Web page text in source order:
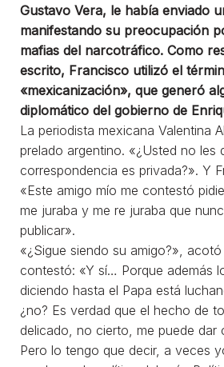
Gustavo Vera, le había enviado
manifestando su preocupación
mafias del narcotráfico. Como
escrito, Francisco utilizó el
«mexicanización», que generó
diplomático del gobierno de
La periodista mexicana Valentina
prelado argentino. «¿Usted no les
correspondencia es privada?». Y
«Este amigo mío me contestó
me juraba y me re juraba que
publicar».
«¿Sigue siendo su amigo?», acotó
contestó: «Y sí… Porque además
diciendo hasta el Papa está
¿no? Es verdad que el hecho de
delicado, no cierto, me puede dar
Pero lo tengo que decir, a veces